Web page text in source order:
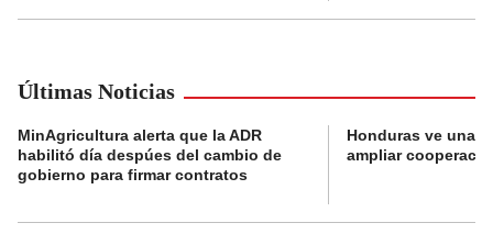
Últimas Noticias
MinAgricultura alerta que la ADR
habilitó día despúes del cambio de
gobierno para firmar contratos
Honduras ve una
ampliar